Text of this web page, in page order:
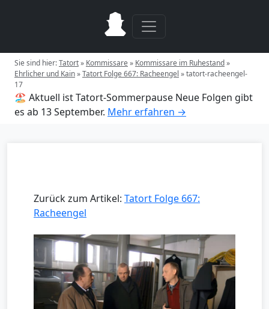
Sie sind hier:Tatort» Kommissare» Kommissare im Ruhestand»
Ehrlicher und Kain»Tatort Folge 667: Racheengel »tatort-racheengel-
17
🏖️ Aktuell ist Tatort-Sommerpause Neue Folgen gibt
es ab 13 September. Mehr erfahren →
Zurück zum Artikel: Tatort Folge 667:
Racheengel